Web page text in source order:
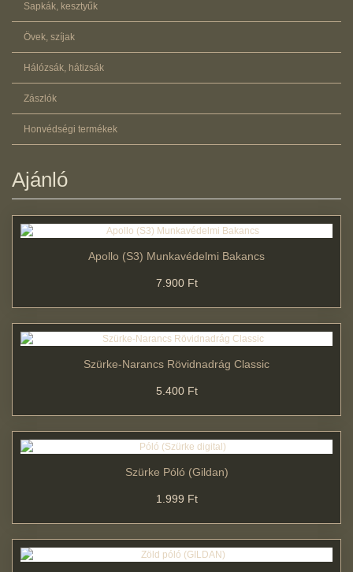
Sapkák, kesztyűk
Övek, szíjak
Hálózsák, hátizsák
Zászlók
Honvédségi termékek
Ajánló
Apollo (S3) Munkavédelmi Bakancs
7.900 Ft
Szürke-Narancs Rövidnadrág Classic
5.400 Ft
Szürke Póló (Gildan)
1.999 Ft